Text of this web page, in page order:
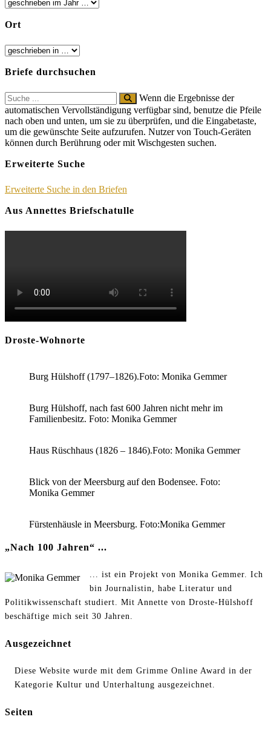
Ort
Briefe durchsuchen
Search
for:
Wenn die Ergebnisse der
automatischen Vervollständigung verfügbar sind, benutze die Pfeile
nach oben und unten, um sie zu überprüfen, und die Eingabetaste,
um die gewünschte Seite aufzurufen. Nutzer von Touch-Geräten
können durch Berührung oder mit Wischgesten suchen.
Erweiterte Suche
Erweiterte Suche in den Briefen
Aus Annettes Briefschatulle
Droste-Wohnorte
Burg Hülshoff (1797–1826).Foto: Monika Gemmer
Burg Hülshoff, nach fast 600 Jahren nicht mehr im
Familienbesitz. Foto: Monika Gemmer
Haus Rüschhaus (1826 – 1846).Foto: Monika Gemmer
Blick von der Meersburg auf den Bodensee. Foto:
Monika Gemmer
Fürstenhäusle in Meersburg. Foto:Monika Gemmer
„Nach 100 Jahren“ ...
... ist ein Projekt von Monika Gemmer. Ich
bin Journalistin, habe Literatur und
Politikwissenschaft studiert. Mit Annette von Droste-Hülshoff
beschäftige mich seit 30 Jahren.
Ausgezeichnet
Diese Website wurde mit dem Grimme Online Award in der
Kategorie Kultur und Unterhaltung ausgezeichnet.
Seiten